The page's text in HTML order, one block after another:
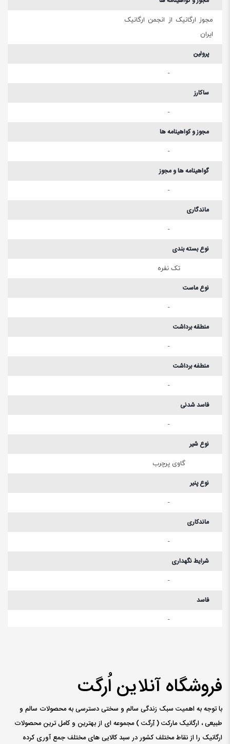
مجوز ارگانیک از انجمن ارگانیک
ایران
پرولین
-
ساکارز
-
مجوز و کواهینامه ها
-
گواهینامه ها و مجوز
-
ماندگاری
-
نوع بسته بندی
تک نفره
نوع ماست
-
منطقه برداشت
-
منطفه برداشت
-
فاسد شدنی
-
نوع شیر
گاوی پرچرب
نوع پنیر
-
ماندکاری
-
شرایط نگهداری
-
فاسد
-
فروشگاه آنلاین اُرگت
با توجه به اهمیت سبک زندگی سالم و سختی دسترسی به محصولات سالم و
طبیعی ، ارگانیک مارکت ( ٱرگت ) مجموعه ای از بهترین و کامل ترین محصولات
ارگانیک را از نقاط مختلف کشور در سبد کالایی های مختلف جمع آوری کرده